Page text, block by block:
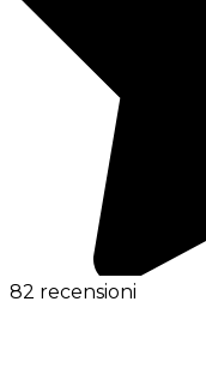
82 recensioni